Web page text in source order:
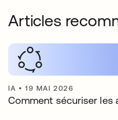
Articles
IA •19 MAI 2026
Comment sécuriser les